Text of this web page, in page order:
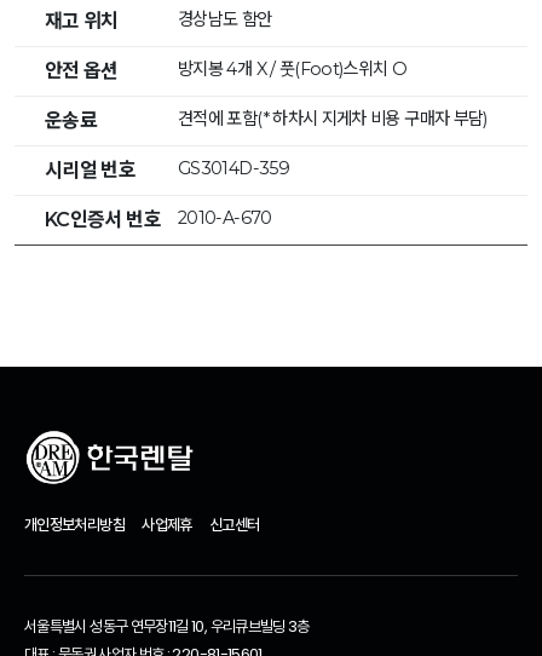
재고 위치 경상남도 함안
안전 옵션 방지봉 4개 X / 풋(Foot)스위치 O
운송료 견적에 포함(* 하차시 지게차 비용 구매자 부담)
시리얼 번호 GS3014D-359
KC인증서 번호 2010-A-670
개인정보처리방침 사업제휴 신고센터
서울특별시 성동구 연무장11길 10, 우리큐브빌딩 3층